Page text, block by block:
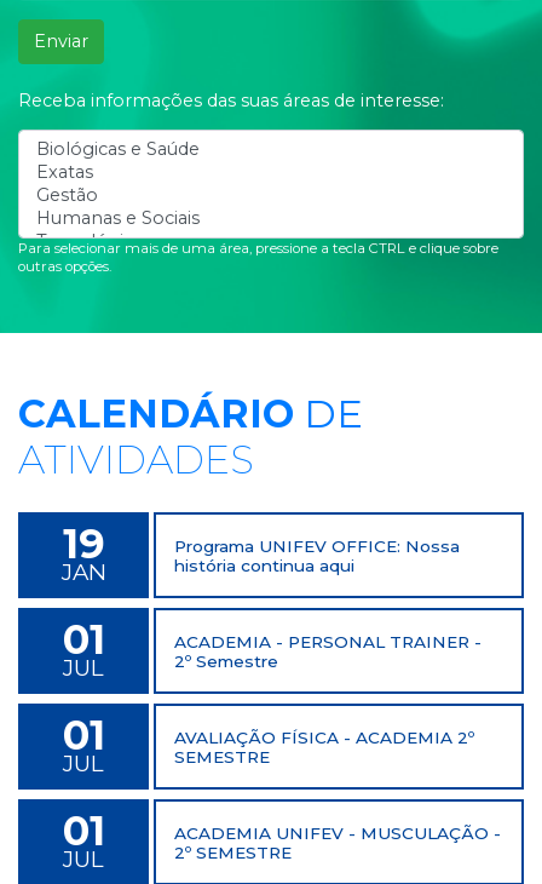
Enviar
Receba informações das suas áreas de interesse:
Para selecionar mais de uma área, pressione a tecla CTRL e clique sobre
outras opções.
CALENDÁRIO DE
ATIVIDADES
19
JAN
Programa UNIFEV OFFICE: Nossa
história continua aqui
01
JUL
ACADEMIA - PERSONAL TRAINER -
2º Semestre
01
JUL
AVALIAÇÃO FÍSICA - ACADEMIA 2º
SEMESTRE
01
JUL
ACADEMIA UNIFEV - MUSCULAÇÃO -
2º SEMESTRE